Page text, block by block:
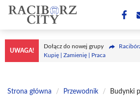
Przejdź
treści
UWAGA!
Dołącz do nowej grupy
Kupię | Zamienię | Praca
Strona główna / Przewodnik /
Budynki